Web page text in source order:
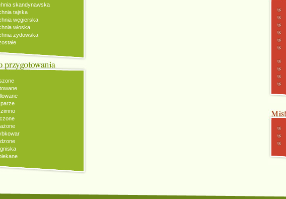
skandynawska
tajska
węgierska
włoska
żydowska
parze